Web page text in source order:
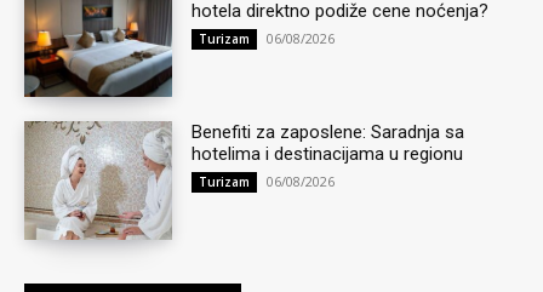
hotela direktno podiže cene noćenja?
Turizam 06/08/2026
Benefiti za zaposlene: Saradnja sa
hotelima i destinacijama u regionu
Turizam 06/08/2026